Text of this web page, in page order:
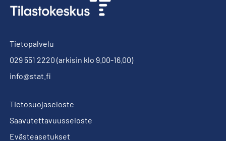
Tietopalvelu
029 551 2220 (arkisin klo 9.00-16.00)
info@stat.fi
Tietosuojaseloste
Saavutettavuusseloste
Evästeasetukset